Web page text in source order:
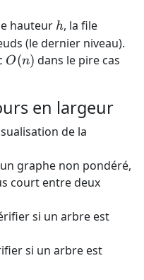
hauteur h
h, la file
(le dernier niveau).
O(n)
O(n) dans le pire cas
en largeur
de la
graphe non pondéré,
court entre deux
si un arbre est
si un arbre est